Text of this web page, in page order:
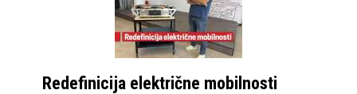
Redefinicija električne mobilnosti